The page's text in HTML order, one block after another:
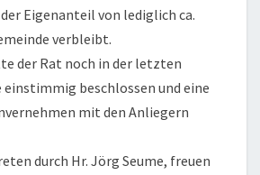
der Eigenanteil von lediglich ca.
verbleibt.
der Rat noch in der letzten
beschlossen und eine
mit den Anliegern
durch Hr. Jörg Seume, freuen